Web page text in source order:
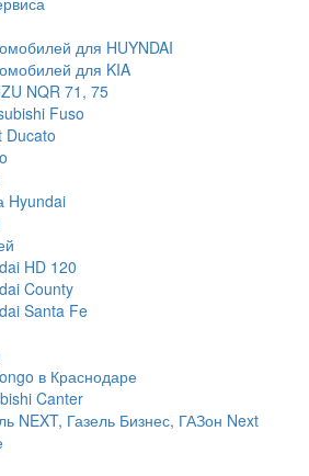
для HUYNDAI
для KIA
NQR 71, 75
Fuso
Ducato
Hyundai
HD 120
County
Santa Fe
в Краснодаре
Canter
NEXT, Газель Бизнес, ГАЗон Next